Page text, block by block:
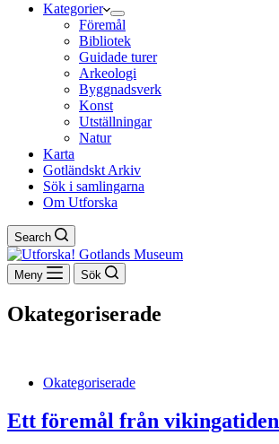
Kategorier
Föremål
Bibliotek
Guidade turer
Arkeologi
Byggnadsverk
Konst
Utställningar
Natur
Karta
Gotländskt Arkiv
Sök i samlingarna
Om Utforska
Search
Meny Sök
Okategoriserade
Okategoriserade
Ett föremål från vikingatiden